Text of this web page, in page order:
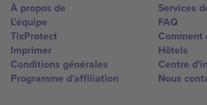
À propos de
L'équipe
TixProtect
Imprimer
Conditions générales
Programme d'affiliation
Services
FAQ
Comment
Hôtels
Centre
Nous